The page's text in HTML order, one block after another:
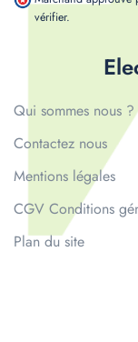
Qui sommes nous ?
Contactez nous
Mentions légales
CGV Conditions
Plan du site
vérifier.